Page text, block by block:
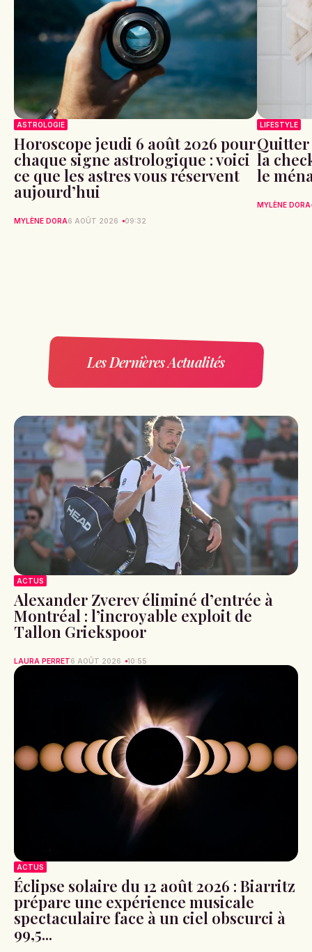
ASTROLOGIE
Horoscope jeudi 6 août 2026 pour
chaque signe astrologique : voici
ce que les astres vous réservent
aujourd’hui
MYLÈNE DORA6 AOÛT 2026 09:32
LIFESTYLE
Quitter
la
le
MYLÈNE DORA
Les Dernières Actualités
ACTUS
Alexander Zverev éliminé d’entrée à
Montréal : l’incroyable exploit de
Tallon Griekspoor
LAURA PERRET6 AOÛT 2026 10:55
ACTUS
Éclipse solaire du 12 août 2026 : Biarritz
prépare une expérience musicale
spectaculaire face à un ciel obscurci à
99,5...